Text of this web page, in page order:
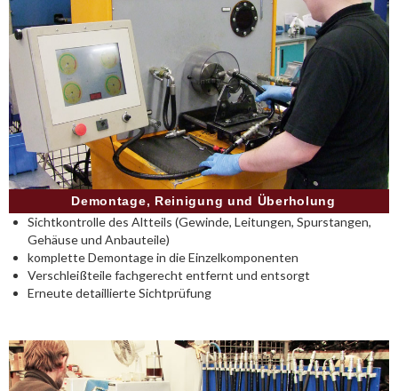
Demontage, Reinigung und Überholung
Sichtkontrolle des Altteils (Gewinde, Leitungen, Spurstangen,
Gehäuse und Anbauteile)
komplette Demontage in die Einzelkomponenten
Verschleißteile fachgerecht entfernt und entsorgt
Erneute detaillierte Sichtprüfung